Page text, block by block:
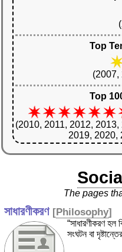
Top
(2007,
Top
(2010, 2011, 2012,
2019, 2020,
The pages
সাধারণীকরণ [Philosophy]
“সাধারণীকরণ হল
সংঘটন বা